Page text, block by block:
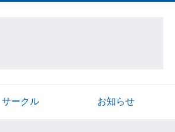
サークル お知らせ